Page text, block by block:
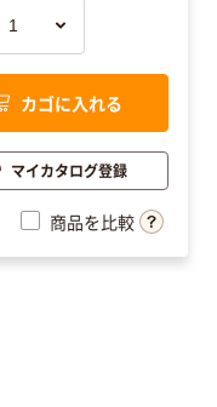
カゴに入れる
マイカタログ登録
商品を比較